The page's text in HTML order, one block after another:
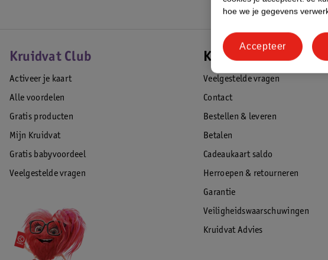
Kruidvat Club
Activeer je kaart
Alle voordelen
Gratis producten
Mijn Kruidvat
Gratis babyvoordeel
Veelgestelde vragen
Klantenservice
Veelgestelde vragen
Contact
Bestellen & leveren
Betalen
Cadeaukaart saldo
Herroepen & retourneren
Garantie
Veiligheidswaarschuwingen
Kruidvat Advies
hoe we je gegevens
Accepteer